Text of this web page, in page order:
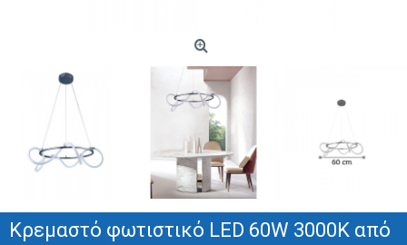
Κρεμαστό φωτιστικό LED 60W 3000K από